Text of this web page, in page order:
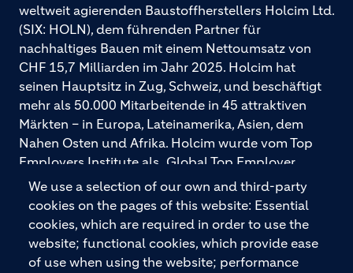
We use a selection of our own and third-party
cookies on the pages of this website: Essential
cookies, which are required in order to use the
website; functional cookies, which provide ease
of use when using the website; performance
weltweit agierenden Baustoffherstellers Holcim Ltd.
(SIX: HOLN), dem führenden Partner für
nachhaltiges Bauen mit einem Nettoumsatz von
CHF 15,7 Milliarden im Jahr 2025. Holcim hat
seinen Hauptsitz in Zug, Schweiz, und beschäftigt
mehr als 50.000 Mitarbeitende in 45 attraktiven
Märkten – in Europa, Lateinamerika, Asien, dem
Nahen Osten und Afrika. Holcim wurde vom Top
Employers Institute als „Global Top Employer
2026“ ausgezeichnet. Holcim bietet hochwertige
Baustoffe und integrierte Baulösungen für den
gesamten Bauprozess – vom Fundament über den
Boden bis zu Wänden und Dächern – mit
Premiummarken wie ECOPact, ECOPlanet,